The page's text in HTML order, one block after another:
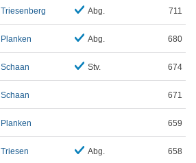
Triesenberg Abg. 711
Planken Abg. 680
Schaan Stv. 674
Schaan 671
Planken 659
Triesen Abg. 658